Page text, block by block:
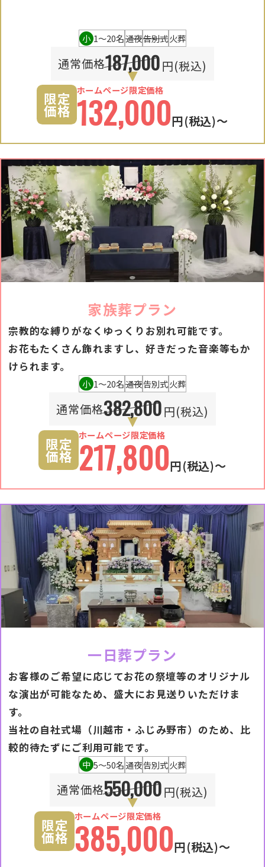
小 1〜20名通夜告別式火葬
通常価格187,000円(税込)
限定
価格
ホームページ限定価格
132,000円(税込)〜
家族葬プラン
宗教的な縛りがなくゆっくりお別れ可能です。
お花もたくさん飾れますし、好きだった音楽等もか
けられます。
小 1〜20名通夜告別式火葬
通常価格382,800円(税込)
限定
価格
ホームページ限定価格
217,800円(税込)〜
一日葬プラン
お客様のご希望に応じてお花の祭壇等のオリジナル
な演出が可能なため、盛大にお見送りいただけま
す。
当社の自社式場（川越市・ふじみ野市）のため、比
較的待たずにご利用可能です。
中 5〜50名通夜告別式火葬
通常価格550,000円(税込)
限定
価格
ホームページ限定価格
385,000円(税込)〜